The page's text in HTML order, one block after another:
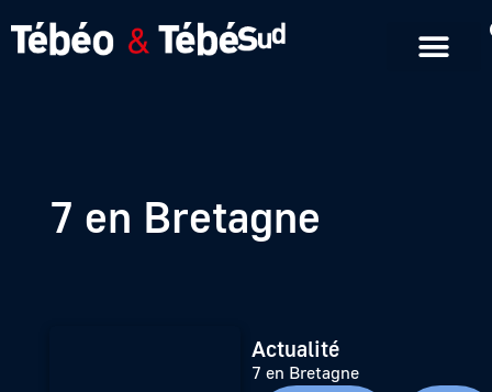
7 en Bretagne
Actualité
7 en Bretagne